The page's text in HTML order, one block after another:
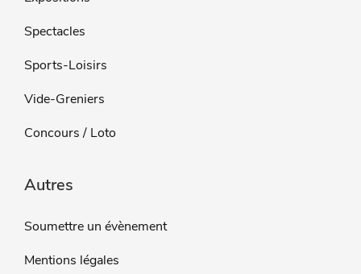
Spectacles
Sports-Loisirs
Vide-Greniers
Concours / Loto
Autres
Soumettre un évènement
Mentions légales